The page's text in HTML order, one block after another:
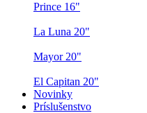
Prince 16"
La Luna 20"
Mayor 20"
El Capitan 20"
Novinky
Príslušenstvo